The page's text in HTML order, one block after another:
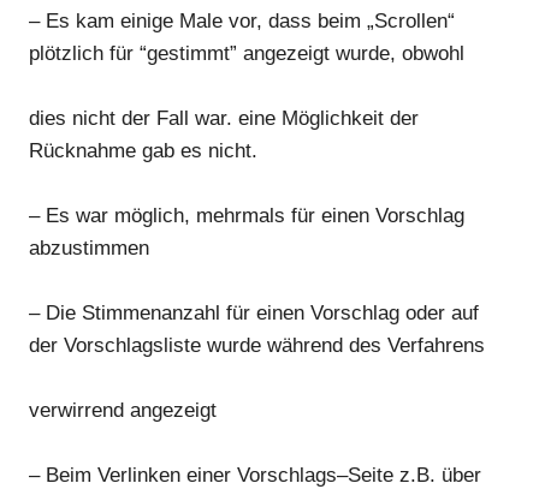
– Es kam einige Male vor, dass beim „Scrollen“
plötzlich für “gestimmt” angezeigt wurde, obwohl
dies nicht der Fall war. eine Möglichkeit der
Rücknahme gab es nicht.
– Es war möglich, mehrmals für einen Vorschlag
abzustimmen
– Die Stimmenanzahl für einen Vorschlag oder auf
der Vorschlagsliste wurde während des Verfahrens
verwirrend angezeigt
– Beim Verlinken einer Vorschlags–Seite z.B. über